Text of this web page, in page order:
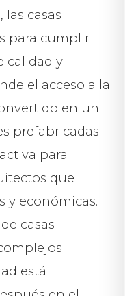
casas
para cumplir
calidad y
el acceso a la
en un
prefabricadas
para
que
y económicas.
casas
está